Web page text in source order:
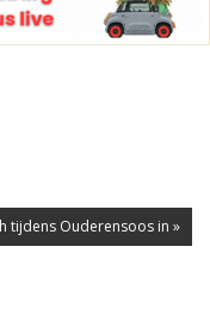
tijdens Ouderensoos in »